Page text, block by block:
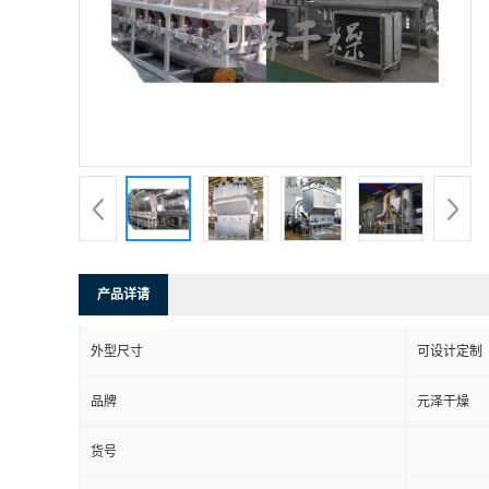
产品详请
外型尺寸 可设计定制
品牌 元泽干燥
货号